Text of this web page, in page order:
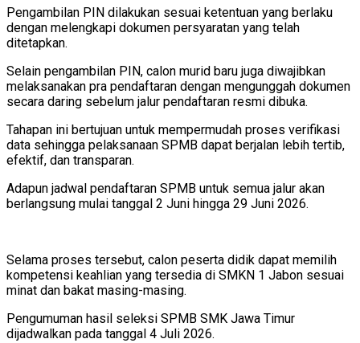
Pengambilan PIN dilakukan sesuai ketentuan yang berlaku
dengan melengkapi dokumen persyaratan yang telah
ditetapkan.
Selain pengambilan PIN, calon murid baru juga diwajibkan
melaksanakan pra pendaftaran dengan mengunggah dokumen
secara daring sebelum jalur pendaftaran resmi dibuka.
Tahapan ini bertujuan untuk mempermudah proses verifikasi
data sehingga pelaksanaan SPMB dapat berjalan lebih tertib,
efektif, dan transparan.
Adapun jadwal pendaftaran SPMB untuk semua jalur akan
berlangsung mulai tanggal 2 Juni hingga 29 Juni 2026.
Selama proses tersebut, calon peserta didik dapat memilih
kompetensi keahlian yang tersedia di SMKN 1 Jabon sesuai
minat dan bakat masing-masing.
Pengumuman hasil seleksi SPMB SMK Jawa Timur
dijadwalkan pada tanggal 4 Juli 2026.